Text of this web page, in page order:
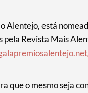
Alentejo, está
Revista Mais
que o mesmo seja